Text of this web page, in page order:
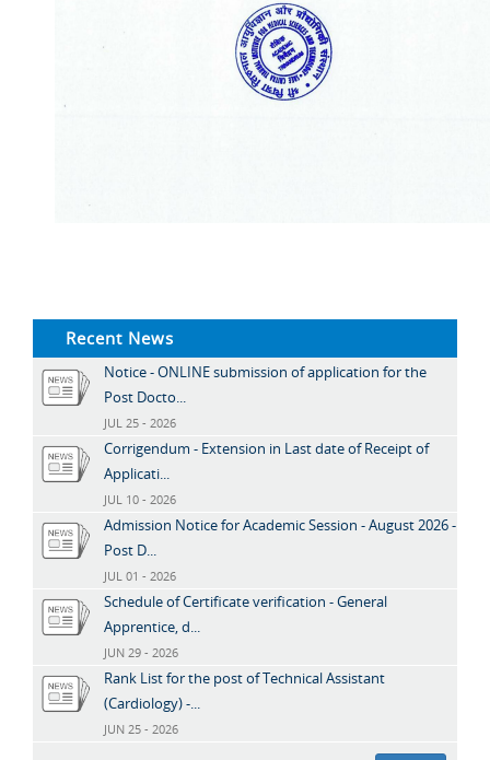
Recent News
Notice - ONLINE submission of application for the
Post Docto...
JUL 25 - 2026
Corrigendum - Extension in Last date of Receipt of
Applicati...
JUL 10 - 2026
Admission Notice for Academic Session - August 2026 -
Post D...
JUL 01 - 2026
Schedule of Certificate verification - General
Apprentice, d...
JUN 29 - 2026
Rank List for the post of Technical Assistant
(Cardiology) -...
JUN 25 - 2026